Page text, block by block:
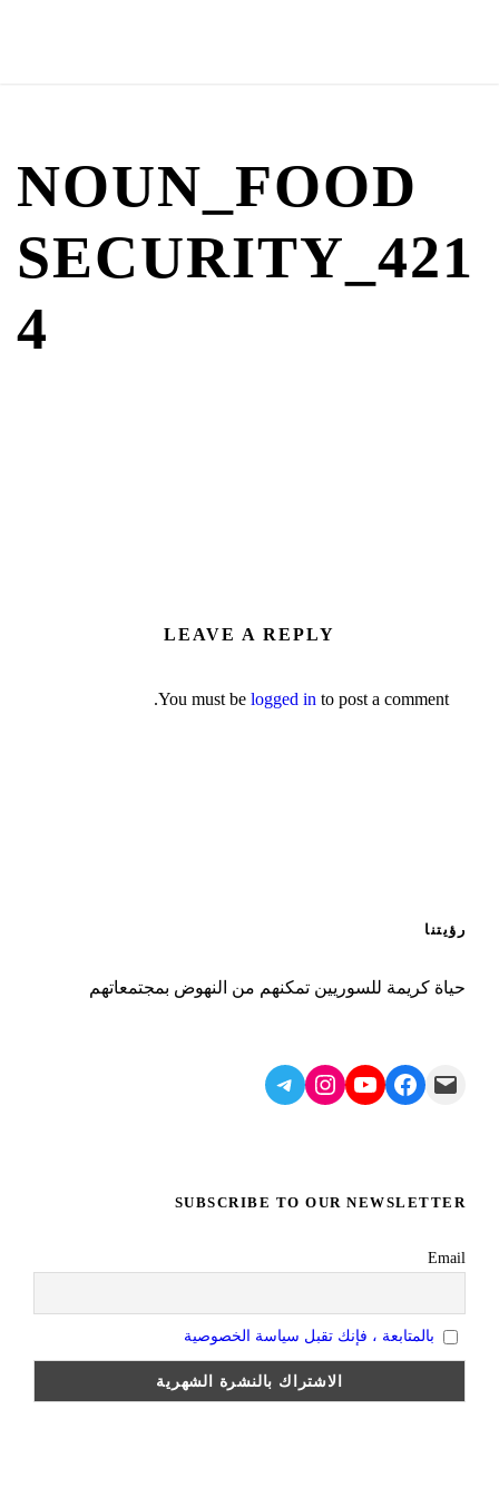
NOUN_FOOD
SECURITY_421
4
LEAVE A REPLY
You must be logged in to post a comment.
رؤيتنا
حياة كريمة للسوريين تمكنهم من النهوض بمجتمعاتهم
Mail
Facebook
YouTube
Instagram
Telegram
SUBSCRIBE TO OUR NEWSLETTER
Email
بالمتابعة ، فإنك تقبل سياسة الخصوصية